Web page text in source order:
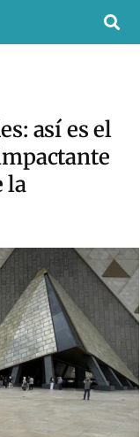
así es el
la